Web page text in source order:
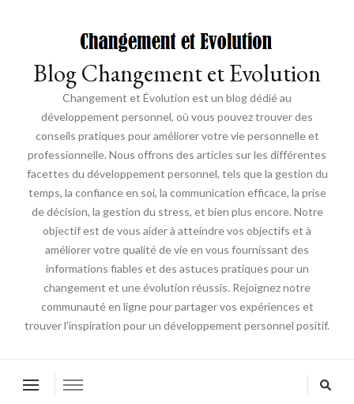
Blog Changement et Evolution
Changement et Évolution est un blog dédié au
développement personnel, où vous pouvez trouver des
conseils pratiques pour améliorer votre vie personnelle et
professionnelle. Nous offrons des articles sur les différentes
facettes du développement personnel, tels que la gestion du
temps, la confiance en soi, la communication efficace, la prise
de décision, la gestion du stress, et bien plus encore. Notre
objectif est de vous aider à atteindre vos objectifs et à
améliorer votre qualité de vie en vous fournissant des
informations fiables et des astuces pratiques pour un
changement et une évolution réussis. Rejoignez notre
communauté en ligne pour partager vos expériences et
trouver l'inspiration pour un développement personnel positif.